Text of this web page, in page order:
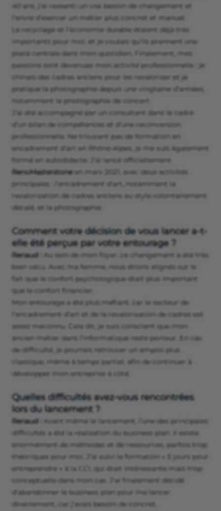
40 ans, j’ai ressenti un vrai besoin de changement et
l’envie d’exercer un métier plus concret et manuel.
Le recyclage et l’économie durable étaient déjà très
importants pour moi, et je voulais qu’ils prennent une
place centrale dans mon quotidien. Finalement, mes
passions sont devenues mon activité professionnelle : je
chinais des cadres anciens pour les revaloriser et je
pratique la photographie depuis une vingtaine d’années,
notamment la photographie de concert.
J’ai été accompagné par un consultant dans le cadre
d’un bilan de compétences et d’une reconversion
professionnelle. Ne trouvant pas de formation en
encadrement d’art en Rhône-Alpes, je me suis également
formé en autodidacte. J’ai lancé officiellement
RenoMasterstoneen mars 2021, avec deux activités
principales : l’encadrement d’art, notamment la
revalorisation de cadres anciens au style volontairement
décalé, et la photographie.
Comment votre décision de vous lancer a-t-
elle été perçue par votre entourage ?
Renaud :
Au sein de mon foyer, ce changement a été très
bien vécu. Avec ma femme, nous étions alignés sur le
fait que le confort psychologique était plus important
que le confort financier.
Mon entourage a été plus méfiant, car le secteur de
l’encadrement d’art et de la revalorisation de cadres est
assez méconnu. Cela dit, je suis conscient que mon
ancien métier dans l’informatique reste porteur. En cas
de difficulté, je pourrais retrouver un emploi plus
classique, même à temps partiel, afin de continuer à
développer mon entreprise à côté.
Quelles difficultés avez-vous rencontrées
lors du lancement ?
Renaud :
Avant même le lancement, l’une des principales
difficultés a été la réalisation du business plan. Il existe
énormément de méthodes et de ressources, parfois trop
théoriques pour moi. J’ai suivi la formation « 5 jours pour
entreprendre » à la CCI, qui était intéressante mais trop
conceptuelle dans mon cas. J’ai finalement décidé
d’abandonner le business plan pour me lancer
directement, car j’avais besoin de concret.